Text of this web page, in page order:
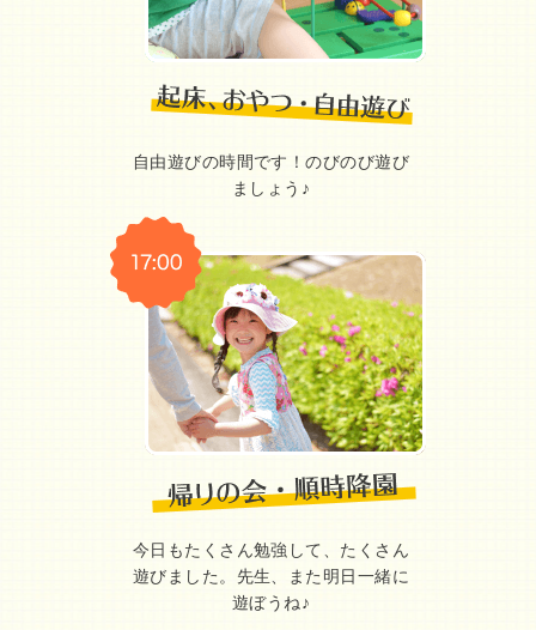
自由遊びの時間です！のびのび遊び
ましょう♪
今日もたくさん勉強して、たくさん
遊びました。先生、また明日一緒に
遊ぼうね♪